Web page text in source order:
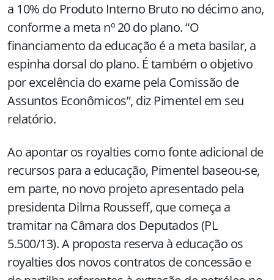
a 10% do Produto Interno Bruto no décimo ano,
conforme a meta nº 20 do plano. “O
financiamento da educação é a meta basilar, a
espinha dorsal do plano. É também o objetivo
por excelência do exame pela Comissão de
Assuntos Econômicos”, diz Pimentel em seu
relatório.
Ao apontar os royalties como fonte adicional de
recursos para a educação, Pimentel baseou-se,
em parte, no novo projeto apresentado pela
presidenta Dilma Rousseff, que começa a
tramitar na Câmara dos Deputados (PL
5.500/13). A proposta reserva à educação os
royalties dos novos contratos de concessão e